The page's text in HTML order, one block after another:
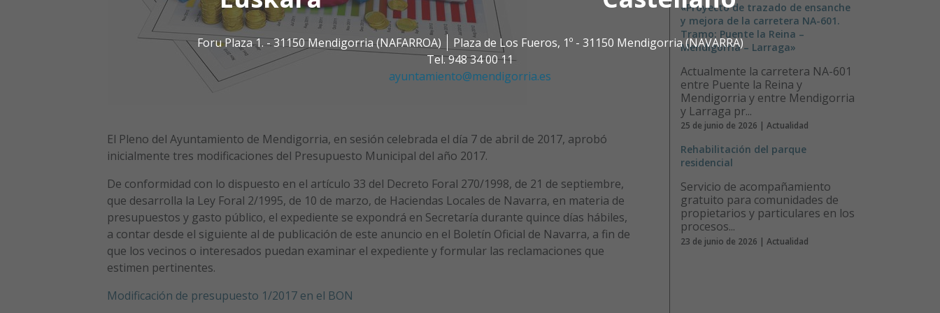
Foru Plaza 1. - 31150 Mendigorria (NAFARROA)
Plaza de Los Fueros, 1º - 31150 Mendigorria (NAVARRA)
Tel. 948 34 00 11
ayuntamiento@mendigorria.es
El Pleno del Ayuntamiento de Mendigorria, en sesión celebrada el día 7 de abril de 2017, aprobó
inicialmente tres modificaciones del Presupuesto Municipal del año 2017.
De conformidad con lo dispuesto en el artículo 33 del Decreto Foral 270/1998, de 21 de septiembre,
que desarrolla la Ley Foral 2/1995, de 10 de marzo, de Haciendas Locales de Navarra, en materia de
presupuestos y gasto público, el expediente se expondrá en Secretaría durante quince días hábiles,
a contar desde el siguiente al de publicación de este anuncio en el Boletín Oficial de Navarra, a fin de
que los vecinos o interesados puedan examinar el expediente y formular las reclamaciones que
estimen pertinentes.
Modificación de presupuesto 1/2017 en el BON
«Proyecto de trazado de ensanche
y mejora de la carretera NA-601.
Tramo: Puente la Reina –
Mendigorria – Larraga»
Actualmente la carretera NA-601
entre Puente la Reina y
Mendigorria y entre Mendigorria
y Larraga pr...
25 de junio de 2026 | Actualidad
Rehabilitación del parque
residencial
Servicio de acompañamiento
gratuito para comunidades de
propietarios y particulares en los
procesos...
23 de junio de 2026 | Actualidad